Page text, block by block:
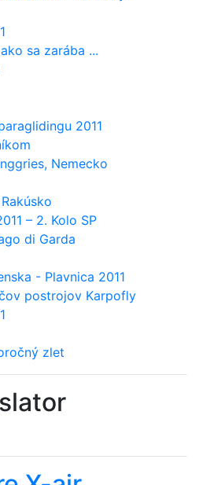
sa zarába ...
2011
Nemecko
– 2. Kolo SP
di Garda
- Plavnica 2011
postrojov Karpofly
zlet